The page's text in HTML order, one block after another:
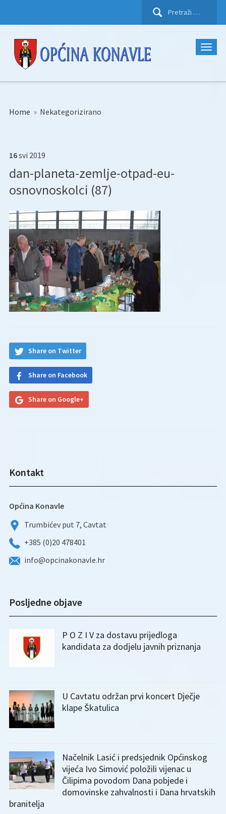
Pretraži:
Home » Nekategorizirano
16svi 2019
dan-planeta-zemlje-otpad-eu-
osnovnoskolci (87)
Share on Twitter
Share on Facebook
Share on Google+
Kontakt
Općina Konavle
Trumbićev put 7, Cavtat
+385 (0)20 478401
info@opcinakonavle.hr
Posljedne objave
P O Z I V za dostavu prijedloga
kandidata za dodjelu javnih priznanja
U Cavtatu održan prvi koncert Dječje
klape Škatulica
Načelnik Lasić i predsjednik Općinskog
vijeća Ivo Simović položili vijenac u
Čilipima povodom Dana pobjede i
domovinske zahvalnosti i Dana hrvatskih
branitelja